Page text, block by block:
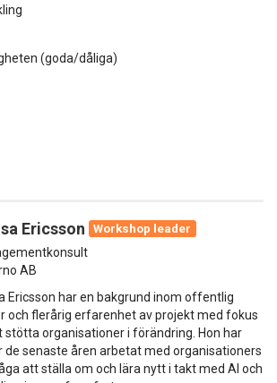
(goda/dåliga)
Ericsson
Workshop leader
AB
Ericsson har en bakgrund inom offentlig
och flerårig erfarenhet av projekt med fokus
stötta organisationer i förändring. Hon har
de senaste åren arbetat med organisationers
att ställa om och lära nytt i takt med AI och